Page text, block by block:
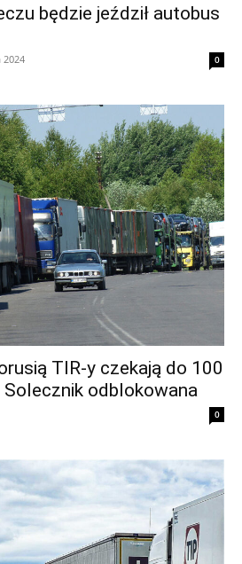
będzie jeździł autobus
2024 0
TIR-y czekają do 100
Solecznik odblokowana
0